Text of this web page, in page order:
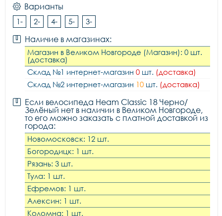
Варианты
1- 2- 4- 5- 3-
Наличие в магазинах:
Магазин в Великом Новгороде (Магазин): 0 шт.
(доставка)
Склад №1 интернет-магазин 0 шт. (доставка)
Склад №2 интернет-магазин 10 шт. (доставка)
Если велосипеда Heam Classic 18 Черно/
Зелёный нет в наличии в Великом Новгороде,
то его можно заказать с платной доставкой из
города:
Новомосковск: 12 шт.
Богородицк: 1 шт.
Рязань: 3 шт.
Тула: 1 шт.
Ефремов: 1 шт.
Алексин: 1 шт.
Коломна: 1 шт.